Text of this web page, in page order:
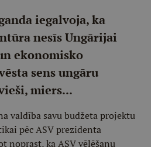
iegalvoja, ka
nesīs Ungārijai
ekonomisko
sens ungāru
miers...
valdība savu budžeta projektu
pēc ASV prezidenta
noprast, ka ASV vēlēšanu